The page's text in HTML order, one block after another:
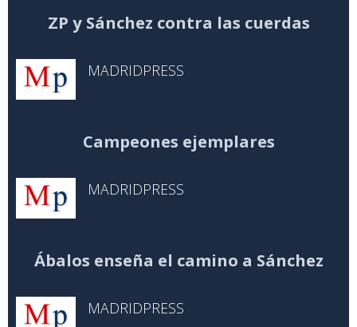
ZP y Sánchez contra las cuerdas
MADRIDPRESS
Campeones ejemplares
MADRIDPRESS
Ábalos enseña el camino a Sánchez
MADRIDPRESS